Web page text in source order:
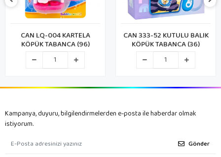
CAN LQ-004 KARTELA
KÖPÜK TABANCA (96)
CAN 333-52 KUTULU BALIK
KÖPÜK TABANCA (36)
Kampanya, duyuru, bilgilendirmelerden e-posta ile haberdar olmak
istiyorum.
Gönder